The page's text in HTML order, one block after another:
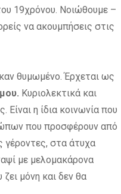
19χρόνου. Νοιώθουμε –
να ακουμπήσεις στις
θυμωμένο. Έρχεται ως
Κυριολεκτικά και
η ίδια κοινωνία που
που προσφέρουν από
γέροντες, στα άτυχα
με μελομακάρονα
μόνη και δεν θα